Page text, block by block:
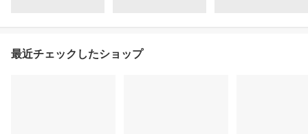
最近チェックしたショップ